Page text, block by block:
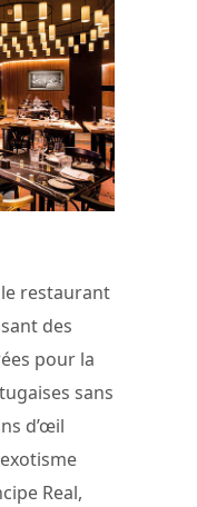
restaurant
des
pour la
sans
d’œil
Real,